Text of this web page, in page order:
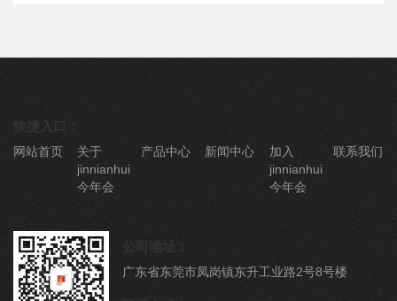
网站首页
关于
jinnianhui
今年会
产品中心 新闻中心
加入
jinnianhui
今年会
联系我们
公司地址：
广东省东莞市凤岗镇东升工业路2号8号楼